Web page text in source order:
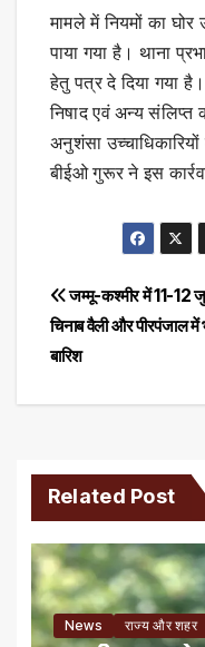
मामले में नियमों का
पाया गया है। थाना
हेतु पत्र दे दिया गया
निषाद एवं अन्य संलिप्त
अनुशंसा
बीईओ गुरूर ने इस
Post
जम्मू-कश्मीर में 11-12
चिनाब वैली और पीरपंजाल में
बारिश
Related Post
News राज्य और शहर